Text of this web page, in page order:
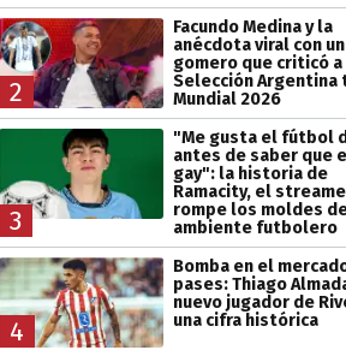
2
Facundo Medina y la
anécdota viral con un
gomero que criticó a
Selección Argentina
Mundial 2026
3
"Me gusta el fútbol
antes de saber que
gay": la historia de
Ramacity, el
rompe los moldes
ambiente futbolero
4
Bomba en el
pases: Thiago
nuevo jugador de
una cifra histórica